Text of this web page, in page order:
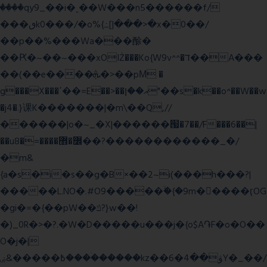
����qy9_��i�˻��W���n5������f/
���ٯk0���/�o%{߸[|���>�x�0��/
��p��%���Wa���酴�
��Ԗ�~��~���xOIŻ���Ko{W9v^^�ד��A���
��(��e����ܞ�>��pΜ �
g���X���ߴ��=E��>��އ��ן"��s�k��o^��W��w
�j4�.}课K�������|�m\��Q,//
������|o�~_�X|������՗�7��/F���6��|
��u8�=����߼�޾��?������������_�/
�m&
{a�s�i�s��g�B×��2~i(���h���?|
�����L.NO�.#O9�����ۙ�{�9m��ً���ӷOG
�gi�=�{��pW��ݿ?}w��!
�)_0R�>�?.�W�D�����u���j�{o$A֏F�o�O��
O�j�|
߿�����&ۻ����ۛ�����kz��ۋ��4�6Y�_��/